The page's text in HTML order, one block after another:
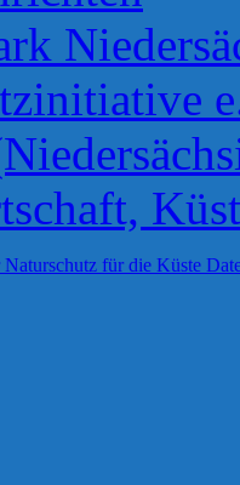
für die Küste